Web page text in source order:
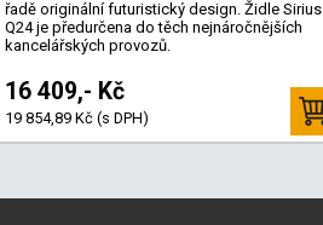
řadě originální futuristický design. Židle Sirius
Q24 je předurčena do těch nejnáročnějších
kancelářských provozů.
16 409,- Kč
19 854,89 Kč (s DPH)